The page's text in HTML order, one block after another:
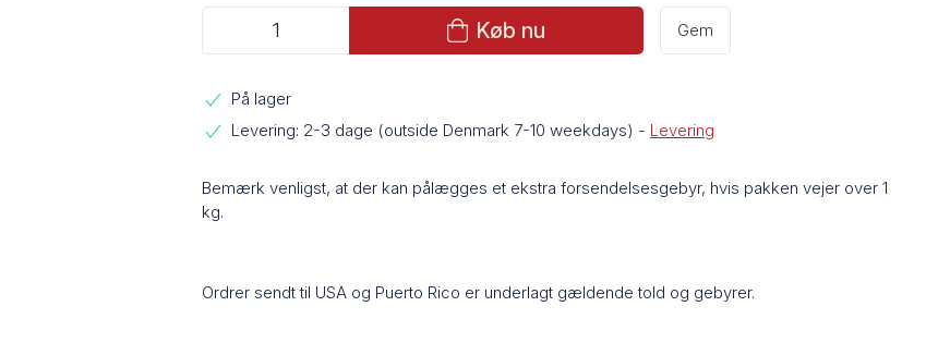
Køb nu Gem
På lager
Levering: 2-3 dage (outside Denmark 7-10 weekdays) - Levering
Bemærk venligst, at der kan pålægges et ekstra forsendelsesgebyr, hvis pakken vejer over 1
kg.
Ordrer sendt til USA og Puerto Rico er underlagt gældende told og gebyrer.